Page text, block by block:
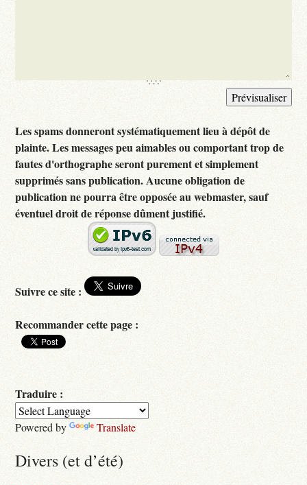
Les spams donneront systématiquement lieu à dépôt de
plainte. Les messages peu aimables ou comportant trop de
fautes d'orthographe seront purement et simplement
supprimés sans publication. Aucune obligation de
publication ne pourra être opposée au webmaster, sauf
éventuel droit de réponse dûment justifié.
Suivre ce site :
Recommander cette page :
Traduire :
Powered by Translate
Divers (et d’été)